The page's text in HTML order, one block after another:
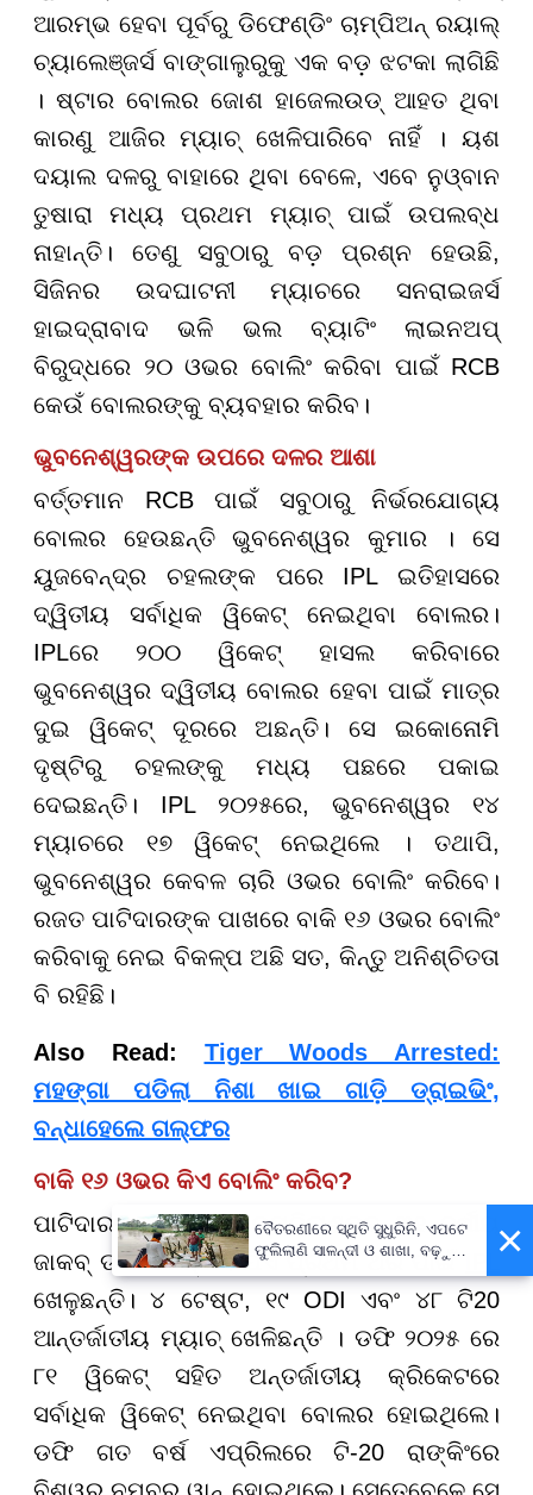
ଆରମ୍ଭ ହେବା ପୂର୍ବରୁ ଡିଫେଣ୍ଡିଂ ଚାମ୍ପିଅନ୍ ରୟାଲ୍
ଚ୍ୟାଲେଞ୍ଜର୍ସ ବାଙ୍ଗାଲୁରୁକୁ ଏକ ବଡ଼ ଝଟକା ଲାଗିଛି
। ଷ୍ଟାର ବୋଲର ଜୋଶ ହାଜେଲଉଡ୍ ଆହତ ଥିବା
କାରଣୁ ଆଜିର ମ୍ୟାଚ୍ ଖେଳିପାରିବେ ନାହିଁ । ୟଶ
ଦୟାଲ ଦଳରୁ ବାହାରେ ଥିବା ବେଳେ, ଏବେ ନୁଓ୍ବାନ
ତୁଷାରା ମଧ୍ୟ ପ୍ରଥମ ମ୍ୟାଚ୍ ପାଇଁ ଉପଲବ୍ଧ
ନାହାନ୍ତି। ତେଣୁ ସବୁଠାରୁ ବଡ଼ ପ୍ରଶ୍ନ ହେଉଛି,
ସିଜିନର ଉଦଘାଟନୀ ମ୍ୟାଚରେ ସନରାଇଜର୍ସ
ହାଇଦ୍ରାବାଦ ଭଳି ଭଲ ବ୍ୟାଟିଂ ଲାଇନଅପ୍
ବିରୁଦ୍ଧରେ ୨୦ ଓଭର ବୋଲିଂ କରିବା ପାଇଁ RCB
କେଉଁ ବୋଲରଙ୍କୁ ବ୍ୟବହାର କରିବ।
ଭୁବନେଶ୍ୱରଙ୍କ ଉପରେ ଦଳର ଆଶା
ବର୍ତ୍ତମାନ RCB ପାଇଁ ସବୁଠାରୁ ନିର୍ଭରଯୋଗ୍ୟ
ବୋଲର ହେଉଛନ୍ତି ଭୁବନେଶ୍ୱର କୁମାର । ସେ
ୟୁଜବେନ୍ଦ୍ର ଚହଲଙ୍କ ପରେ IPL ଇତିହାସରେ
ଦ୍ୱିତୀୟ ସର୍ବାଧିକ ୱିକେଟ୍ ନେଇଥିବା ବୋଲର।
IPLରେ ୨୦୦ ୱିକେଟ୍ ହାସଲ କରିବାରେ
ଭୁବନେଶ୍ୱର ଦ୍ୱିତୀୟ ବୋଲର ହେବା ପାଇଁ ମାତ୍ର
ଦୁଇ ୱିକେଟ୍ ଦୂରରେ ଅଛନ୍ତି। ସେ ଇକୋନୋମି
ଦୃଷ୍ଟିରୁ ଚହଲଙ୍କୁ ମଧ୍ୟ ପଛରେ ପକାଇ
ଦେଇଛନ୍ତି। IPL ୨୦୨୫ରେ, ଭୁବନେଶ୍ୱର ୧୪
ମ୍ୟାଚରେ ୧୭ ୱିକେଟ୍ ନେଇଥିଲେ । ତଥାପି,
ଭୁବନେଶ୍ୱର କେବଳ ଚାରି ଓଭର ବୋଲିଂ କରିବେ।
ରଜତ ପାଟିଦାରଙ୍କ ପାଖରେ ବାକି ୧୬ ଓଭର ବୋଲିଂ
କରିବାକୁ ନେଇ ବିକଳ୍ପ ଅଛି ସତ, କିନ୍ତୁ ଅନିଶ୍ଚିତତା
ବି ରହିଛି।
Also Read: Tiger Woods Arrested:
ମହଙ୍ଗା ପଡିଲା ନିଶା ଖାଇ ଗାଡ଼ି ଡ୍ରାଇଭିଂ,
ବନ୍ଧାହେଲେ ଗଲ୍ଫର
ବାକି ୧୬ ଓଭର କିଏ ବୋଲିଂ କରିବ?
ପାଟିଦାରଙ୍କ ପାଖରେ ନ୍ୟୁଜିଲାଣ୍ଡର ୩୧ ବର୍ଷୀୟ
ଜାକବ୍ ଡଫି ଅଛନ୍ତି । ଯିଏ ପ୍ରଥମ ଥର ପାଇଁ
ଖେଳୁଛନ୍ତି। ୪ ଟେଷ୍ଟ, ୧୯ ODI ଏବଂ ୪୮ ଟି20
ଆନ୍ତର୍ଜାତୀୟ ମ୍ୟାଚ୍ ଖେଳିଛନ୍ତି । ଡଫି ୨୦୨୫ ରେ
୮୧ ୱିକେଟ୍ ସହିତ ଅନ୍ତର୍ଜାତୀୟ କ୍ରିକେଟରେ
ସର୍ବାଧିକ ୱିକେଟ୍ ନେଇଥିବା ବୋଲର ହୋଇଥିଲେ।
ଡଫି ଗତ ବର୍ଷ ଏପ୍ରିଲରେ ଟି-20 ରାଙ୍କିଂରେ
ବିଶ୍ୱର ନମ୍ବର ୱାନ୍ ହୋଇଥିଲେ। ସେତେବେଳେ ସେ
×
ବୈତରଣୀରେ ସ୍ଥିତି ସୁଧୁରିନି, ଏପଟେ
ଫୁଲିଲାଣି ସାଳନ୍ଦୀ ଓ ଶାଖା, ବଢ଼ୁଛି
ବନ୍ୟା ଭୟ